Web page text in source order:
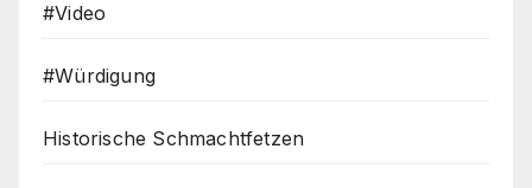
#Video
#Würdigung
Historische Schmachtfetzen